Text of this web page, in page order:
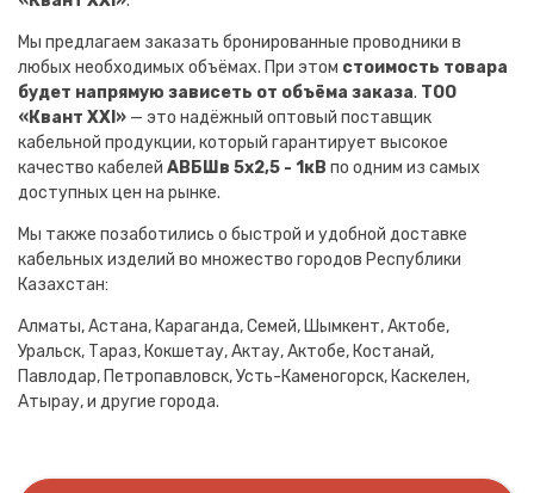
Мы предлагаем заказать бронированные проводники в
любых необходимых объёмах. При этом стоимость товара
будет напрямую зависеть от объёма заказа. ТОО
«Квант XXI» — это надёжный оптовый поставщик
кабельной продукции, который гарантирует высокое
качество кабелей АВБШв 5х2,5 - 1кВ по одним из самых
доступных цен на рынке.
Мы также позаботились о быстрой и удобной доставке
кабельных изделий во множество городов Республики
Казахстан:
Алматы, Астана, Караганда, Семей, Шымкент, Актобе,
Уральск, Тараз, Кокшетау, Актау, Актобе, Костанай,
Павлодар, Петропавловск, Усть-Каменогорск, Каскелен,
Атырау, и другие города.